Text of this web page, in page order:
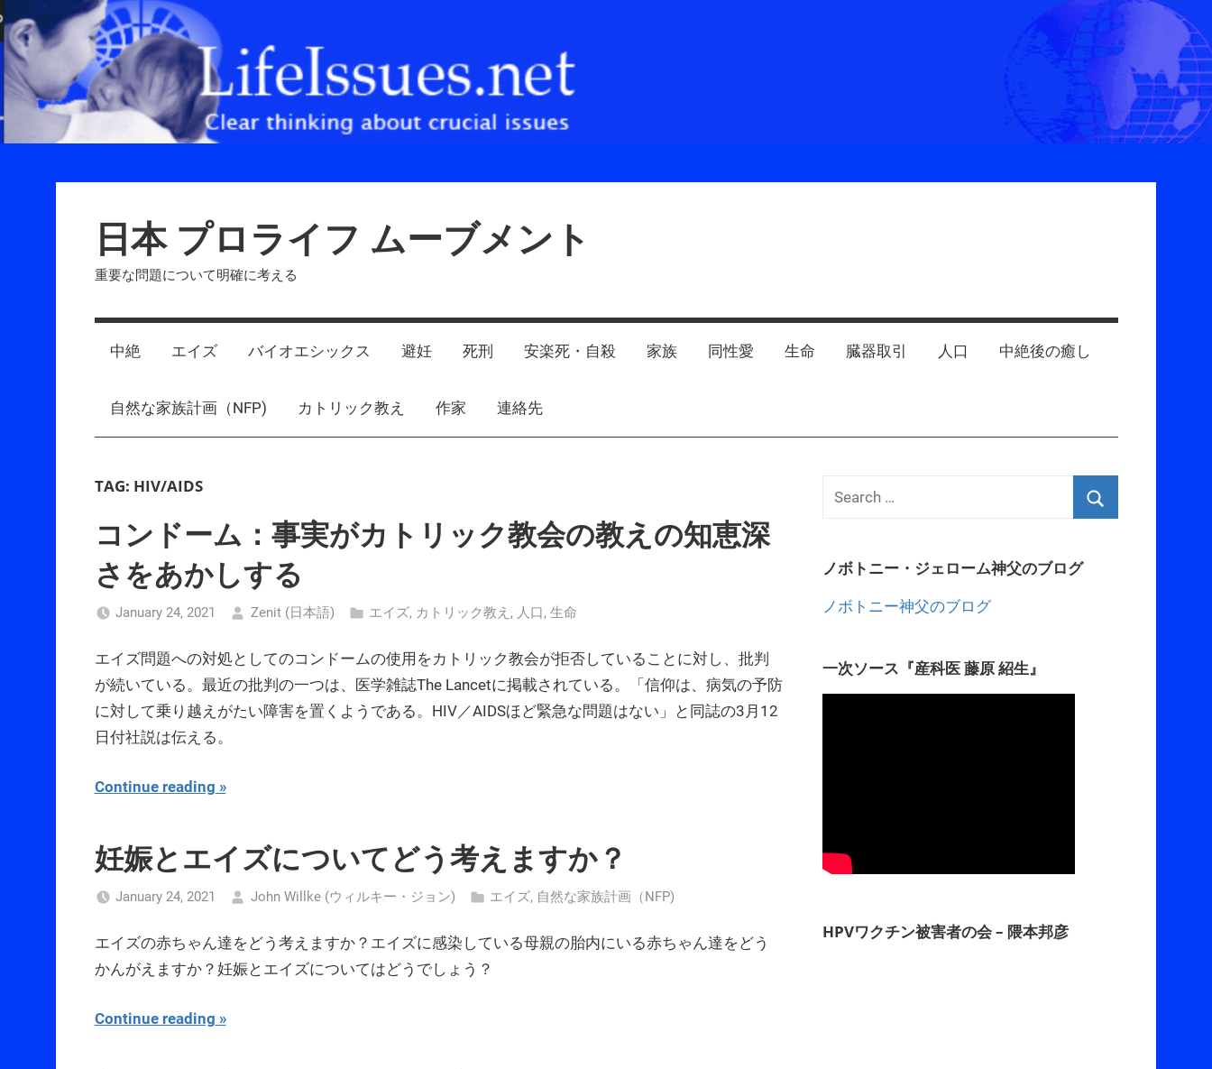
Skip
to
content
日本 プロライフ ムーブメント
重要な問題について明確に考える
中絶 エイズ バイオエシックス 避妊 死刑 安楽死・自殺 家族 同性愛 生命 臓器取引 人口 中絶後の癒し
自然な家族計画（NFP) カトリック教え 作家 連絡先
TAG: HIV/AIDS
コンドーム：事実がカトリック教会の教えの知恵深
さをあかしする
January 24, 2021 Zenit (日本語) エイズ, カトリック教え , 人口, 生命
エイズ問題への対処としてのコンドームの使用をカトリック教会が拒否していることに対し、批判
が続いている。最近の批判の一つは、医学雑誌The Lancetに掲載されている。「信仰は、病気の予防
に対して乗り越えがたい障害を置くようである。HIV／AIDSほど緊急な問題はない」と同誌の3月12
日付社説は伝える。
Continue reading
妊娠とエイズについてどう考えますか？
January 24, 2021 John Willke (ウィルキー・ジョン) エイズ, 自然な家族計画（NFP)
エイズの赤ちゃん達をどう考えますか？エイズに感染している母親の胎内にいる赤ちゃん達をどう
かんがえますか？妊娠とエイズについてはどうでしょう？
Continue reading
ノボトニー・ジェローム神父のブログ
ノボトニー神父のブログ
一次ソース『産科医 藤原 紹生』
HPVワクチン被害者の会 – 隈本邦彦